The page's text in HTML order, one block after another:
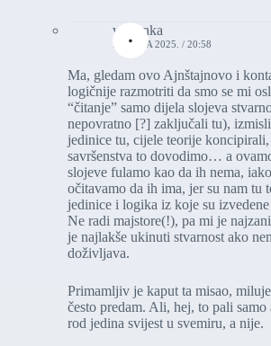
vasionka
17. JULA 2025. / 20:58
Ma, gledam ovo Ajnštajnovo i
logičnije razmotriti da smo se mi
“čitanje” samo dijela slojeva
nepovratno [?] zaključali tu),
jedinice tu, cijele teorije
savršenstva to dovodimo… a
slojeve fulamo kao da ih nema,
očitavamo da ih ima, jer su nam tu
jedinice i logika iz koje su
Ne radi majstore(!), pa mi je
je najlakše ukinuti stvarnost ako
doživljava.
Primamljiv je kaput ta misao,
često predam. Ali, hej, to pali
rod jedina svijest u svemiru, a nije.